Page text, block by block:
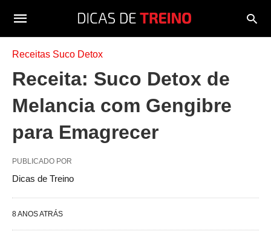
Receitas Suco Detox
Receita: Suco Detox de
Melancia com Gengibre
para Emagrecer
PUBLICADO POR
Dicas de Treino
8 ANOS ATRÁS